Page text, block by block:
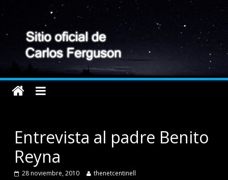
Entrevista al padre Benito
Reyna
28 noviembre, 2010 thenetcentinell